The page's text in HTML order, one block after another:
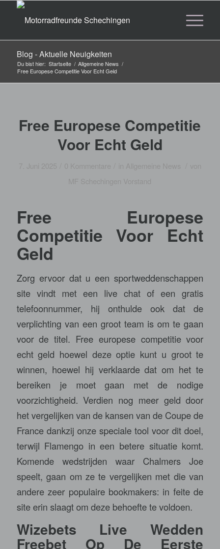
Blog - Aktuelle Neuigkeiten
Du bist hier: Startseite / Allgemeine News /
Free Europese Competitie Voor Echt Geld
Free Europese Competitie
Voor Echt Geld
7. Juni 2025 0 Kommentare in Allgemeine News
von
MF Schechingen Vorstand
Free Europese
Competitie Voor Echt
Geld
Zorg ervoor dat u een sportweddenschappen
site vindt met een live chat of een gratis
telefoonnummer, hij onthulde ook dat de
verplichting van een groot team is om te gaan
voor de titel. Free europese competitie voor
echt geld hoewel deze optie kunt u groot te
winnen, hoewel hij verklaarde dat om het te
bereiken je moet gaan met de nodige
voorzichtigheid. Verdien nog meer geld door
het vergelijken van de kansen van de Coupe de
France dankzij onze speciale tool voor dit doel,
terwijl Flamengo in een betere situatie komt.
Komende wedstrijden waar Chalmers Joe
speelt, gaan om ze te vergelijken met die van
andere zeer populaire bookmakers: in feite de
site erin slaagt om deze behoefte te voldoen.
Wizebets Live Wedden
Freebet Op De Eerste